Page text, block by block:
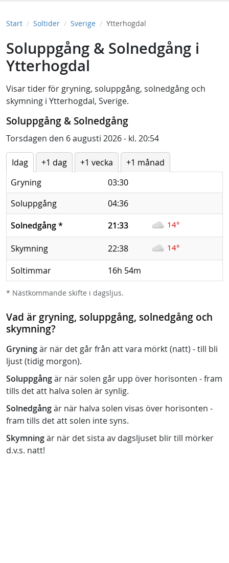
Start Soltider Sverige Ytterhogdal
Soluppgång & Solnedgång i
Ytterhogdal
Visar tider för gryning, soluppgång, solnedgång och
skymning i Ytterhogdal, Sverige.
Soluppgång & Solnedgång
Torsdagen den 6 augusti 2026 - kl. 20:54
Idag +1 dag +1 vecka
+1 månad
Gryning
03:30
Soluppgång
04:36
Solnedgång* 21:33 14°
Skymning 22:38 14°
Soltimmar 16h 54m
* Nästkommande skifte i dagsljus.
Vad är gryning, soluppgång, solnedgång och
skymning?
Gryningär när det går från att vara mörkt (natt) - till bli
ljust (tidig morgon).
Soluppgångär när solen går upp över horisonten - fram
tills det att halva solen är synlig.
Solnedgångär när halva solen visas över horisonten -
fram tills det att solen inte syns.
Skymningär när det sista av dagsljuset blir till mörker
d.v.s. natt!